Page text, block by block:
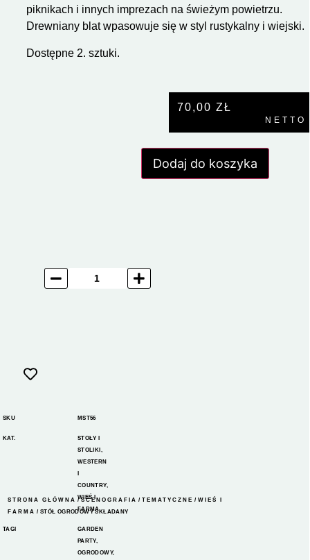
piknikach i innych imprezach na świeżym powietrzu.
Drewniany blat wpasowuje się w styl rustykalny i wiejski.
Dostępne 2. sztuki.
70,00 ZŁ
NETTO
Dodaj do koszyka
SKU MST56
KAT.
STOŁY I
STOLIKI
WESTERN
I
COUNTRY,
WIEŚ I
FARMA
TAGI
GARDEN
PARTY,
OGRODOWY,
STRONA GŁÓWNA /SCENOGRAFIA /TEMATYCZNE /WIEŚ I
FARMA / STÓŁ OGRODOWY SKŁADANY